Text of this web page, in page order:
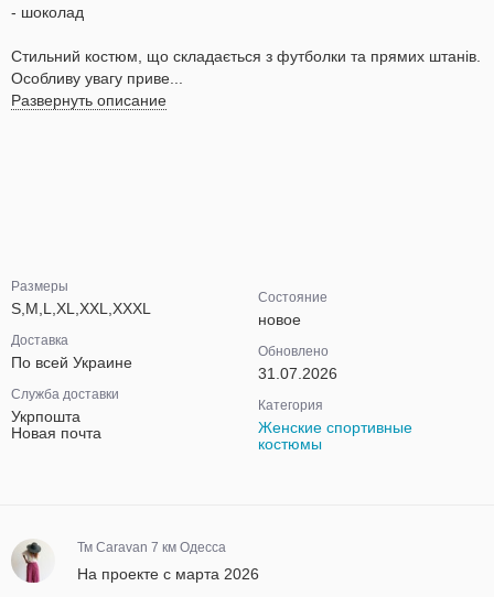
- шоколад
Стильний костюм, що складається з футболки та прямих штанів.
Особливу увагу приве...
Развернуть описание
Размеры
S,M,L,XL,XXL,XXXL
Доставка
По всей Украине
Служба доставки
Укрпошта
Новая почта
Состояние
новое
Обновлено
31.07.2026
Категория
Женские спортивные
костюмы
Тм Caravan 7 км Одесса
На проекте с марта 2026